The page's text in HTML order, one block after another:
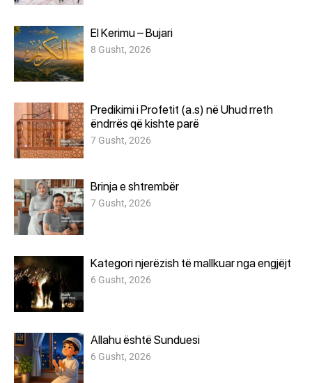
El Kerimu – Bujari
8 Gusht, 2026
Predikimi i Profetit (a.s) në Uhud rreth
ëndrrës që kishte parë
7 Gusht, 2026
Brinja e shtrembër
7 Gusht, 2026
Kategori njerëzish të mallkuar nga engjëjt
6 Gusht, 2026
Allahu është Sunduesi
6 Gusht, 2026